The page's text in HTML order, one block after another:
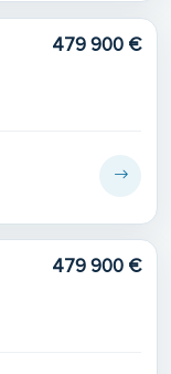
479 900 €
479 900 €